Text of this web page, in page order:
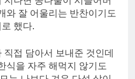
와 잘 어울리는 반찬이기도
했다.
접 담아서 보내준 것인데
식을 자주 해먹지 않기도